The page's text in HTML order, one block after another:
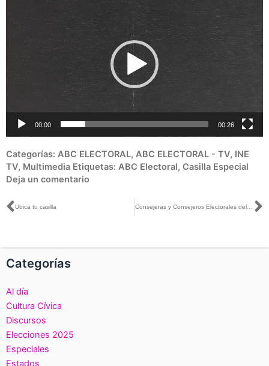
vídeo
00:00 00:26
Categorías: ABC ELECTORAL, ABC ELECTORAL - TV, INE
TV, Multimedia Etiquetas: ABC Electoral, Casilla Especial
Deja un comentario
Ant
Ubica tu casilla Consejeras y Consejeros Electorales del INE señalan la importancia de la emisión del voto
Categorías
Al día
Cultura Cívica
Discursos
Elecciones 2025
Especiales
Estados